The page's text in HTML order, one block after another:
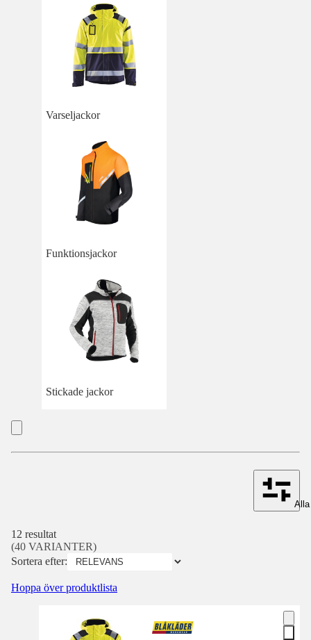
Varseljackor
Funktionsjackor
Stickade jackor
12 resultat
(40 VARIANTER)
Sortera efter:
Hoppa över produktlista